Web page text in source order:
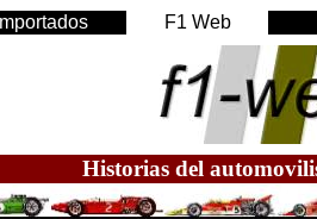
Importados F1 Web
Historias del